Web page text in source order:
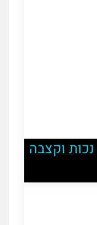
אישור זכאות לקבלת 75% נכות וקצבה